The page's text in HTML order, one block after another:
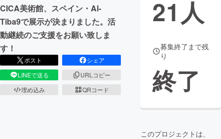
CICA美術館、スペイン・Al-
Tiba9で展示が決まりました。活
動継続のご支援をお願い致しま
す！
ポスト
シェア
LINEで送る
URLコピー
埋め込み
QRコード
21 人
募集終了まで残
り
終了
このプロジェクトは、